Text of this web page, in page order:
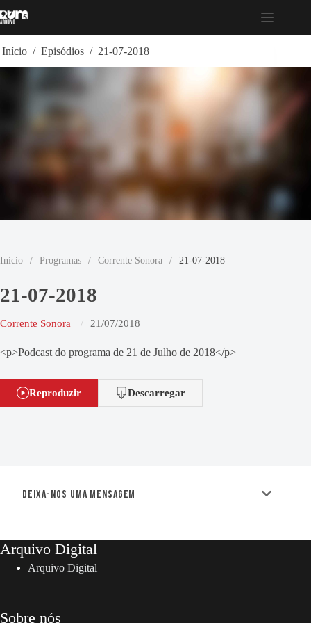
para
Início / Episódios / 21-07-2018
Início / Programas / Corrente Sonora / 21-07-2018
21-07-2018
Corrente Sonora 21/07/2018
<p>Podcast do programa de 21 de Julho de 2018</p>
Reproduzir Descarregar
Deixa-nos uma mensagem
Arquivo Digital
Arquivo Digital
Sobre nós